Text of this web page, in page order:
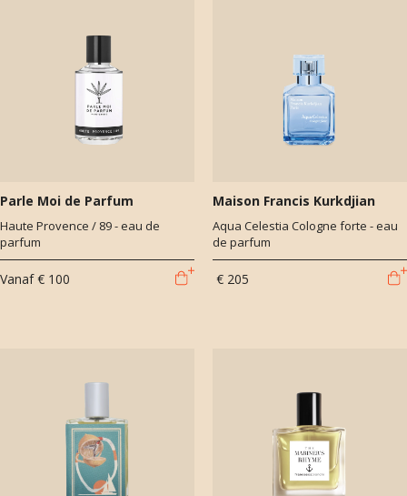
Parle Moi de Parfum
Haute Provence / 89 - eau de
parfum
Vanaf € 100
Maison Francis Kurkdjian
Aqua Celestia Cologne forte - eau
de parfum
€ 205